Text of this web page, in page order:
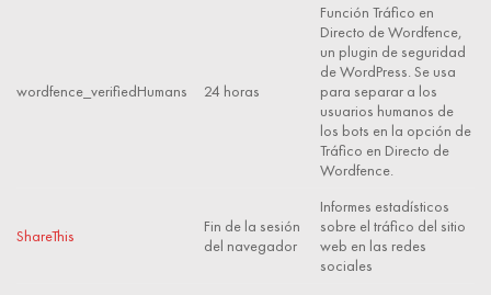
wordfence_verifiedHumans 24 horas
Función Tráfico en
Directo de Wordfence,
un plugin de seguridad
de WordPress. Se usa
para separar a los
usuarios humanos de
los bots en la opción de
Tráfico en Directo de
Wordfence.
ShareThis
Fin de la sesión
del navegador
Informes estadísticos
sobre el tráfico del sitio
web en las redes
sociales